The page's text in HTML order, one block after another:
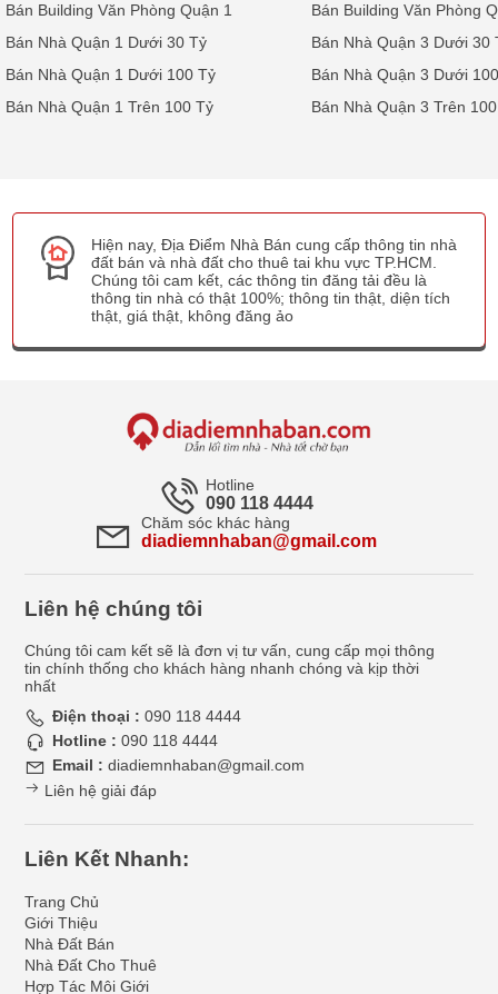
Bán Building Văn Phòng Quận 1
Bán Building Văn Phòng
Bán Nhà Quận 1 Dưới 30 Tỷ
Bán Nhà Quận 3 Dưới 30
Bán Nhà Quận 1 Dưới 100 Tỷ
Bán Nhà Quận 3 Dưới
Bán Nhà Quận 1 Trên 100 Tỷ
Bán Nhà Quận 3 Trên
Hiện nay, Địa Điểm Nhà Bán cung cấp thông tin nhà
đất bán và nhà đất cho thuê tai khu vực TP.HCM.
Chúng tôi cam kết, các thông tin đăng tải đều là
thông tin nhà có thật 100%; thông tin thật, diện tích
thật, giá thật, không đăng ảo
Hotline
090 118 4444
Chăm sóc khác hàng
diadiemnhaban@gmail.com
Liên hệ chúng tôi
Chúng tôi cam kết sẽ là đơn vị tư vấn, cung cấp mọi thông
tin chính thống cho khách hàng nhanh chóng và kịp thời
nhất
Điện thoại : 090 118 4444
Hotline : 090 118 4444
Email : diadiemnhaban@gmail.com
Liên hệ giải đáp
Liên Kết Nhanh:
Trang Chủ
Giới Thiệu
Nhà Đất Bán
Nhà Đất Cho Thuê
Hợp Tác Môi Giới